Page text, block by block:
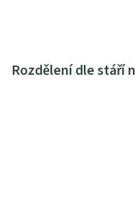
Rozdělení dle stáří